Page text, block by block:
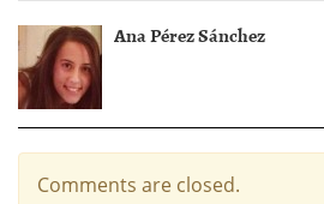
Ana Pérez Sánchez
Comments are closed.